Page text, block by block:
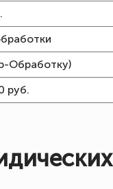
Обработку)
руб.